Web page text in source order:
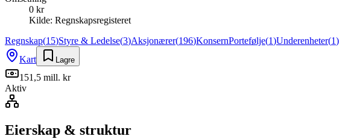
0 kr
Kilde: Regnskapsregisteret
Regnskap(15)Styre & Ledelse(3)Aksjonærer(196)KonsernPortefølje(1)Underenheter(1)
Kart
Lagre
151,5 mill. kr
Aktiv
Eierskap & struktur